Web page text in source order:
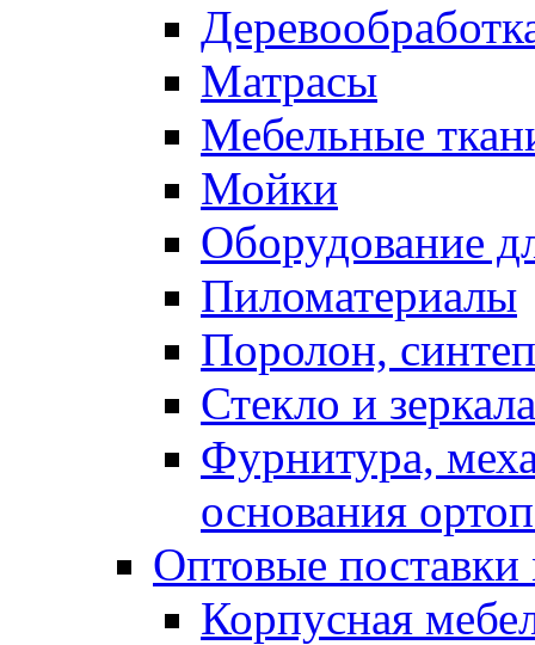
Матрасы
Мебельные
Мойки
Оборудование
Пиломатериалы
Поролон,
Стекло и зеркала
Фурнитура,
основания
Оптовые поставки
Корпусная